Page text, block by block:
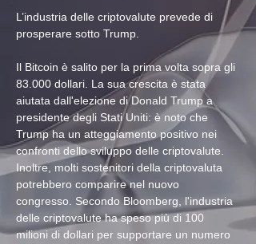
L’industria delle criptovalute prevede di
prosperare sotto Trump.
Il Bitcoin è salito per la prima volta sopra gli
83.000 dollari. La sua crescita è stata
aiutata dall'elezione di Donald Trump a
presidente degli Stati Uniti: è noto che
Trump ha un atteggiamento positivo nei
confronti dello sviluppo delle criptovalute.
Inoltre, molti sostenitori della criptovaluta
potrebbero comparire nel nuovo
congresso. Secondo Bloomberg, l'industria
delle criptovalute ha speso più di 100
milioni di dollari per supportare un numero